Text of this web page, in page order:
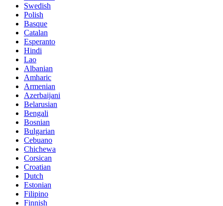
Swedish
Polish
Basque
Catalan
Esperanto
Hindi
Lao
Albanian
Amharic
Armenian
Azerbaijani
Belarusian
Bengali
Bosnian
Bulgarian
Cebuano
Chichewa
Corsican
Croatian
Dutch
Estonian
Filipino
Finnish